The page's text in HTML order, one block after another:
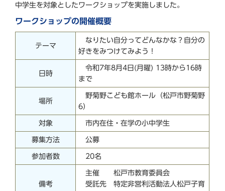
中学生を対象としたワークショップを実施しました。
ワークショップの開催概要
テーマ
なりたい自分ってどんなかな？自分の
好きをみつけてみよう！
日時
令和7年8月4日(月曜) 13時から16時
まで
場所
野菊野こども館ホール（松戸市野菊野
6）
対象 市内在住・在学の小中学生
募集方法 公募
参加者数 20名
備考
主催 松戸市教育委員会
受託先 特定非営利活動法人松戸子育